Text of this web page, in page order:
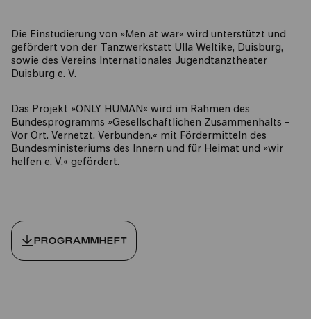
Die Einstudierung von »Men at war« wird unterstützt und
gefördert von der Tanzwerkstatt Ulla Weltike, Duisburg,
sowie des Vereins Internationales Jugendtanztheater
Duisburg e. V.
Das Projekt »ONLY HUMAN« wird im Rahmen des
Bundesprogramms »Gesellschaftlichen Zusammenhalts –
Vor Ort. Vernetzt. Verbunden.« mit Fördermitteln des
Bundesministeriums des Innern und für Heimat und »wir
helfen e. V.« gefördert.
PROGRAMMHEFT